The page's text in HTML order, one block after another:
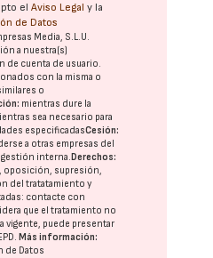
elAviso Legal y la
de Datos
Media, S.L.U.
a nuestra(s)
de cuenta de usuario.
con la misma o
o
mientras dure la
sea necesario para
especificadasCesión:
a otras empresas del
interna. Derechos:
oposición, supresión,
del tratatamiento y
contacte con
que el tratamiento no
vigente, puede presentar
. Más información:
de Datos